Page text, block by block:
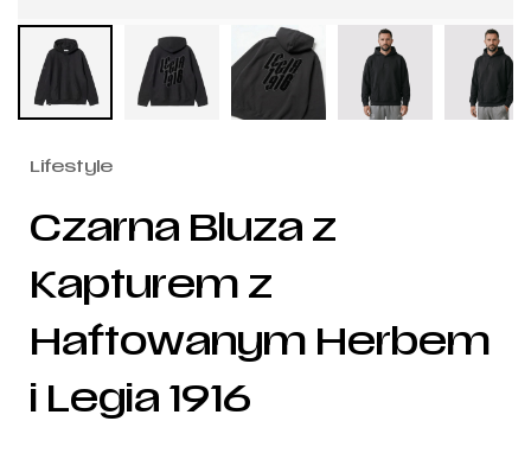
Lifestyle
Czarna Bluza z
Kapturem z
Haftowanym Herbem
i Legia 1916